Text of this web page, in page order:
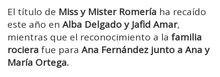
El título de Miss y Mister Romería ha recaído
este año en Alba Delgado y Jafid Amar,
mientras que el reconocimiento a la familia
rociera fue para Ana Fernández junto a Ana y
María Ortega.